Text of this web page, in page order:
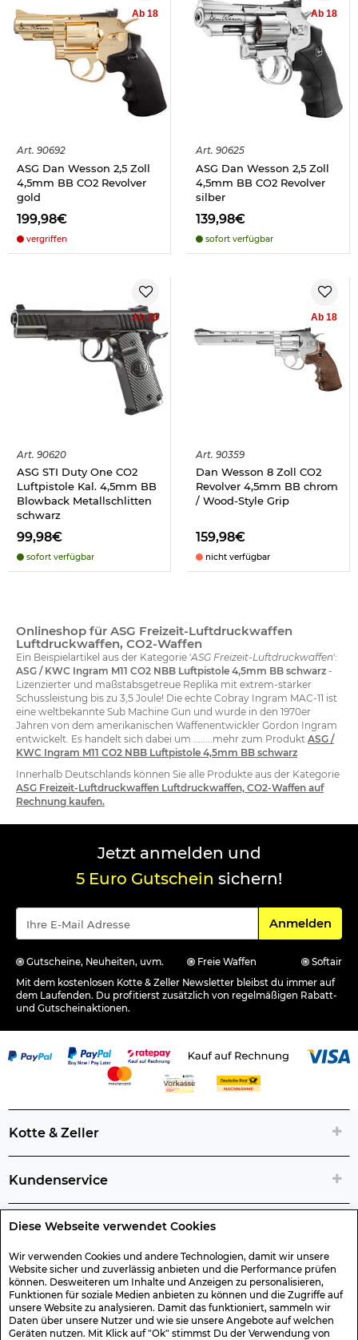
Diese Webseite verwendet Cookies
Wir verwenden Cookies und andere Technologien, damit wir unsere
Website sicher und zuverlässig anbieten und die Performance prüfen
können. Desweiteren um Inhalte und Anzeigen zu personalisieren,
Funktionen für soziale Medien anbieten zu können und die Zugriffe auf
unsere Website zu analysieren. Damit das funktioniert, sammeln wir
Daten über unsere Nutzer und wie sie unsere Angebote auf welchen
Geräten nutzen. Mit Klick auf "Ok" stimmst Du der Verwendung von
Ab 18
Art. 90692
ASG Dan Wesson 2,5 Zoll
4,5mm BB CO2 Revolver
gold
199,98€
vergriffen
Ab 18
Art. 90625
ASG Dan Wesson 2,5 Zoll
4,5mm BB CO2 Revolver
silber
139,98€
sofort verfügbar
Ab 18
Art. 90620
ASG STI Duty One CO2
Luftpistole Kal. 4,5mm BB
Blowback Metallschlitten
schwarz
99,98€
sofort verfügbar
Ab 18
Art. 90359
Dan Wesson 8 Zoll CO2
Revolver 4,5mm BB chrom
/ Wood-Style Grip
159,98€
nicht verfügbar
Onlineshop für ASG Freizeit-Luftdruckwaffen
Luftdruckwaffen, CO2-Waffen
Ein Beispielartikel aus der Kategorie 'ASG Freizeit-Luftdruckwaffen':
ASG / KWC Ingram M11 CO2 NBB Luftpistole 4,5mm BB schwarz -
Lizenzierter und maßstabsgetreue Replika mit extrem-starker
Schussleistung bis zu 3,5 Joule! Die echte Cobray Ingram MAC-11 ist
eine weltbekannte Sub Machine Gun und wurde in den 1970er
Jahren von dem amerikanischen Waffenentwickler Gordon Ingram
entwickelt. Es handelt sich dabei um ........mehr zum Produkt ASG /
KWC Ingram M11 CO2 NBB Luftpistole 4,5mm BB schwarz
Innerhalb Deutschlands können Sie alle Produkte aus der Kategorie
ASG Freizeit-Luftdruckwaffen Luftdruckwaffen, CO2-Waffen auf
Rechnung kaufen.
Jetzt anmelden und
5 Euro Gutschein sichern!
Für den
Anmelden
Gutscheine, Neuheiten, uvm. Freie Waffen
Softair
Mit dem kostenlosen Kotte & Zeller Newsletter bleibst du immer auf
dem Laufenden. Du profitierst zusätzlich von regelmäßigen Rabatt-
und Gutscheinaktionen.
Kotte & Zeller
Kundenservice
Rechtliche Artikelinfos
Geschenk-Gutscheine
Versand & Rücksendung